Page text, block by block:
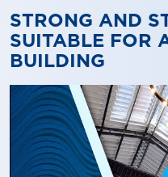
STRONG AND
SUITABLE FOR
BUILDING